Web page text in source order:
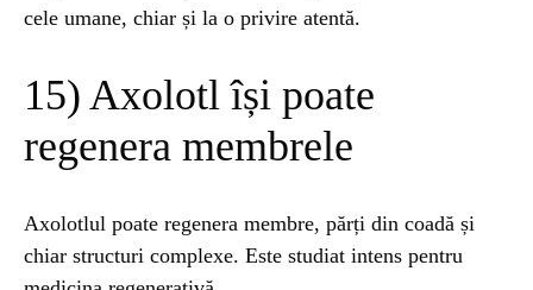
cele umane, chiar și la o privire atentă.
15) Axolotl își poate
regenera membrele
Axolotlul poate regenera membre, părți din coadă și
chiar structuri complexe. Este studiat intens pentru